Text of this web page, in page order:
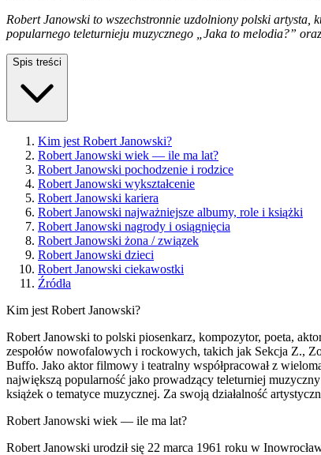
Robert Janowski to wszechstronnie uzdolniony polski artysta,
popularnego teleturnieju muzycznego „Jaka to melodia?”
Spis treści
Kim jest Robert Janowski?
Robert Janowski wiek — ile ma lat?
Robert Janowski pochodzenie i rodzice
Robert Janowski wykształcenie
Robert Janowski kariera
Robert Janowski najważniejsze albumy, role i książki
Robert Janowski nagrody i osiągnięcia
Robert Janowski żona / związek
Robert Janowski dzieci
Robert Janowski ciekawostki
Źródła
Kim jest Robert Janowski?
Robert Janowski to polski piosenkarz, kompozytor, poeta,
zespołów nowofalowych i rockowych, takich jak Sekcja Z.,
Buffo. Jako aktor filmowy i teatralny współpracował z
największą popularność jako prowadzący teleturniej
książek o tematyce muzycznej. Za swoją działalność
Robert Janowski wiek — ile ma lat?
Robert Janowski urodził się 22 marca 1961 roku w